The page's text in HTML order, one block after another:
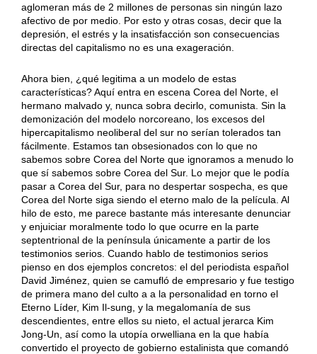
aglomeran más de 2 millones de personas sin ningún lazo
afectivo de por medio. Por esto y otras cosas, decir que la
depresión, el estrés y la insatisfacción son consecuencias
directas del capitalismo no es una exageración.
Ahora bien, ¿qué legitima a un modelo de estas
características? Aquí entra en escena Corea del Norte, el
hermano malvado y, nunca sobra decirlo, comunista. Sin la
demonización del modelo norcoreano, los excesos del
hipercapitalismo neoliberal del sur no serían tolerados tan
fácilmente. Estamos tan obsesionados con lo que no
sabemos sobre Corea del Norte que ignoramos a menudo lo
que sí sabemos sobre Corea del Sur. Lo mejor que le podía
pasar a Corea del Sur, para no despertar sospecha, es que
Corea del Norte siga siendo el eterno malo de la película. Al
hilo de esto, me parece bastante más interesante denunciar
y enjuiciar moralmente todo lo que ocurre en la parte
septentrional de la península únicamente a partir de los
testimonios serios. Cuando hablo de testimonios serios
pienso en dos ejemplos concretos: el del periodista español
David Jiménez, quien se camufló de empresario y fue testigo
de primera mano del culto a a la personalidad en torno el
Eterno Líder, Kim Il-sung, y la megalomanía de sus
descendientes, entre ellos su nieto, el actual jerarca Kim
Jong-Un, así como la utopía orwelliana en la que había
convertido el proyecto de gobierno estalinista que comandó